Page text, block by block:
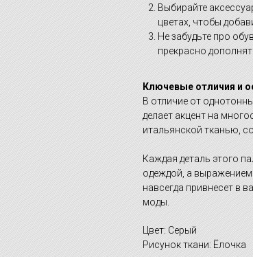
Выбирайте
цветах, чтобы
Не забудьте про
прекрасно
Ключевые отличия и
В отличие от
делает акцент на
итальянской тканью,
Каждая деталь этого
одеждой, а выражением
навсегда привнесет в
моды.
Цвет: Серый
Рисунок ткани: Ёлочка